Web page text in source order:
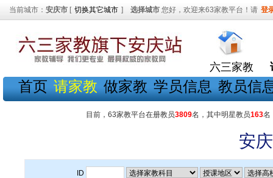
当前城市： 安庆市 [ 切换其它城市 ] 选择城市 您好，欢迎来63家教平台！请 登
六三家教
首页 请家教 做家教 学员信息 教员信
目前，63家教平台在册教员3809名，其中明星教员163名
安
ID